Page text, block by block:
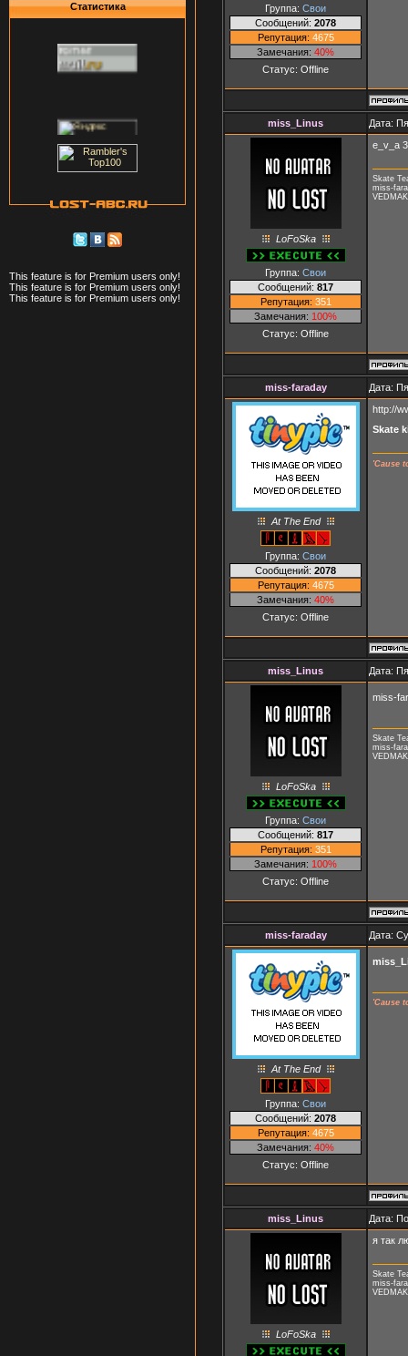
Статистика
This feature is for Premium users only!
This feature is for Premium users only!
This feature is for Premium users only!
Группа: Свои
Сообщений: 2078
Репутация: 4675
Замечания: 40%
Статус: Offline
miss_Linus Дата:
LoFoSka
Группа: Свои
Сообщений: 817
Репутация: 351
Замечания: 100%
Статус: Offline
e_v_a
Skate
miss-
miss-faraday Дата:
At The End
Группа: Свои
Сообщений: 2078
Репутация: 4675
Замечания: 40%
Статус: Offline
http://
Skate
'Cause
miss_Linus Дата:
LoFoSka
Группа: Свои
Сообщений: 817
Репутация: 351
Замечания: 100%
Статус: Offline
miss-
Skate
miss-
miss-faraday Дата:
At The End
Группа: Свои
Сообщений: 2078
Репутация: 4675
Замечания: 40%
Статус: Offline
'Cause
miss_Linus Дата:
LoFoSka
я так
Skate
miss-